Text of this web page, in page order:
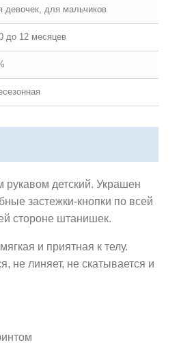
девочек, для мальчиков
до 12 месяцев
рукавом детский. Украшен
застежки-кнопки по всей
стороне штанишек.
мягкая и приятная к телу.
не линяет, не скатывается и